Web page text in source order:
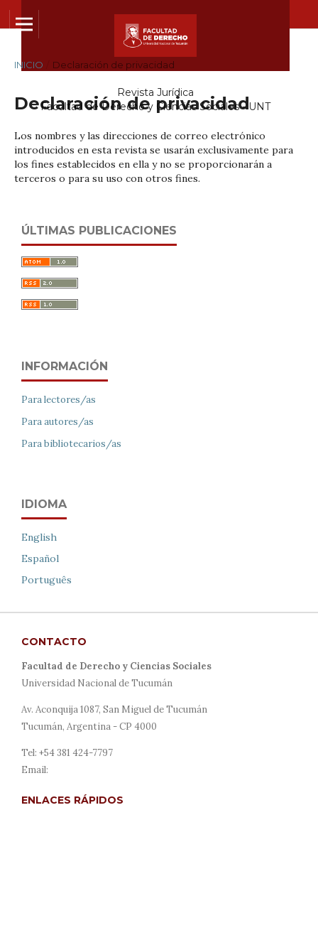
Revista Jurídica
Facultad de Derecho y Ciencias Sociales - UNT
INICIO Declaración de privacidad
Declaración de privacidad
Los nombres y las direcciones de correo electrónico
introducidos en esta revista se usarán exclusivamente para
los fines establecidos en ella y no se proporcionarán a
terceros o para su uso con otros fines.
ÚLTIMAS PUBLICACIONES
INFORMACIÓN
Para lectores/as
Para autores/as
Para bibliotecarios/as
IDIOMA
English
Español
Português
CONTACTO
Facultad de Derecho y Ciencias Sociales
Universidad Nacional de Tucumán
Av. Aconquija 1087, San Miguel de Tucumán
Tucumán, Argentina - CP 4000
Tel: +54 381 424-7797
Email:
ENLACES RÁPIDOS